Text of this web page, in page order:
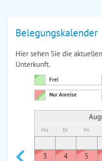
Belegungskalender
Hier sehen Sie die
Unterkunft.
Frei
Nur Anreise
Mo Di Mi
3
4 5